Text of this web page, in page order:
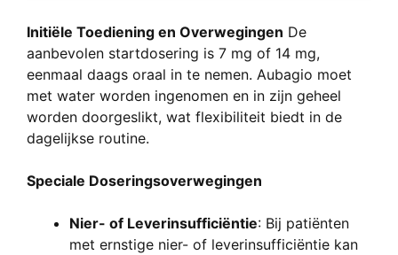
Initiële Toediening en Overwegingen De
aanbevolen startdosering is 7 mg of 14 mg,
eenmaal daags oraal in te nemen. Aubagio moet
met water worden ingenomen en in zijn geheel
worden doorgeslikt, wat flexibiliteit biedt in de
dagelijkse routine.
Speciale Doseringsoverwegingen
Nier- of Leverinsufficiëntie: Bij patiënten
met ernstige nier- of leverinsufficiëntie kan